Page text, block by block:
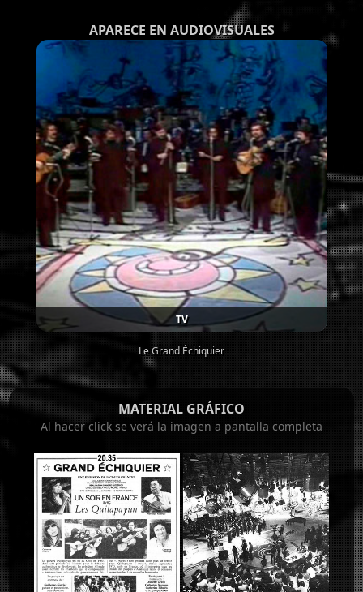
APARECE EN AUDIOVISUALES
TV
Le Grand Échiquier
MATERIAL GRÁFICO
Al hacer click se verá la imagen a pantalla completa